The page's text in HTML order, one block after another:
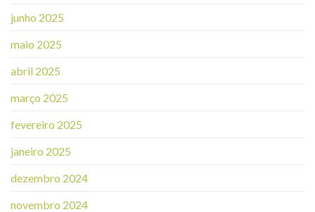
junho 2025
maio 2025
abril 2025
março 2025
fevereiro 2025
janeiro 2025
dezembro 2024
novembro 2024